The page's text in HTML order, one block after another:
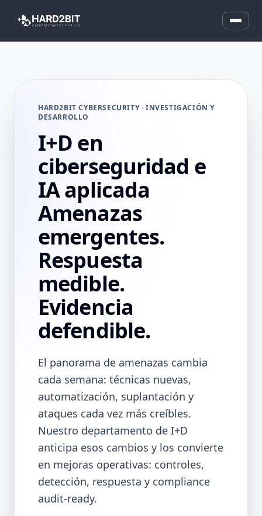
HARD2BIT CYBERSECURITY · INVESTIGACIÓN Y
DESARROLLO
I+D en
ciberseguridad e
IA aplicada
Amenazas
emergentes.
Respuesta
medible.
Evidencia
defendible.
El panorama de amenazas cambia
cada semana: técnicas nuevas,
automatización, suplantación y
ataques cada vez más creíbles.
Nuestro departamento de I+D
anticipa esos cambios y los convierte
en mejoras operativas: controles,
detección, respuesta y compliance
audit-ready.